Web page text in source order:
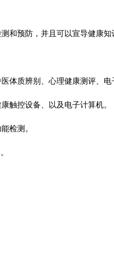
和预防，并且可以宣导健康知
体质辨别、心理健康测评、电
触控设备、以及电子计算机。
检测。